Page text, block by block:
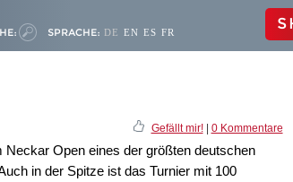
SPRACHE: DE EN ES FR
Gefällt mir!| 0 Kommentare
Open eines der größten deutschen
in der Spitze ist das Turnier mit 100